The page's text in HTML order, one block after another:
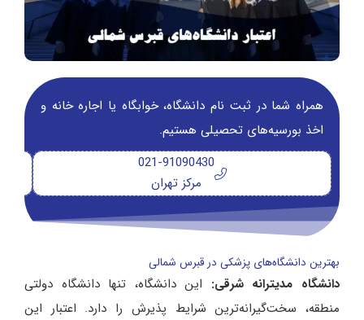
همراه شما در ثبت نام دانشگاه‌، خوابگاه یا اجاره خانه و
اخذ بورسیه‌های تحصیلی هستیم.
021-91090430
مرکز تهران
بهترین دانشگاه‌های پزشکی در قبرس شمالی
دانشگاه مدیترانه شرقی: این دانشگاه، تنها دانشگاه دولتی
منطقه، سخت‌گیرانه‌ترین شرایط پذیرش را دارد. اعتبار این